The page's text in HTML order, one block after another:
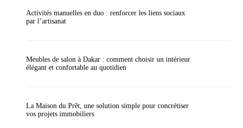
Activités manuelles en duo : renforcer les liens sociaux
par l’artisanat
Meubles de salon à Dakar : comment choisir un intérieur
élégant et confortable au quotidien
La Maison du Prêt, une solution simple pour concrétiser
vos projets immobiliers